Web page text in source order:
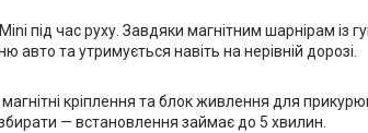
під час руху. Завдяки магнітним шарнірам із
авто та утримується навіть на нерівній дорозі.
магнітні кріплення та блок живлення для
— встановлення займає до 5 хвилин.